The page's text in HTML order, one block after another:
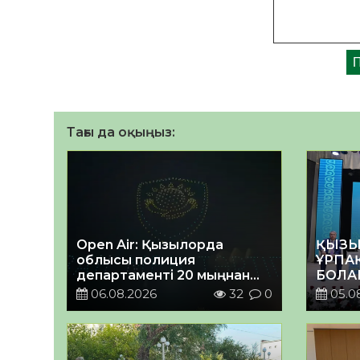
Тағы да оқыңыз:
Open Air: Қызылорда
облысы полиция
департаменті 20 мыңнан
астам көрерменнің
етті
06.08.2026 32 0
ӨТТІ